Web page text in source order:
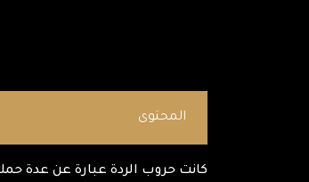
المحتوى
كانت حروب الردة عبارة عن عدة